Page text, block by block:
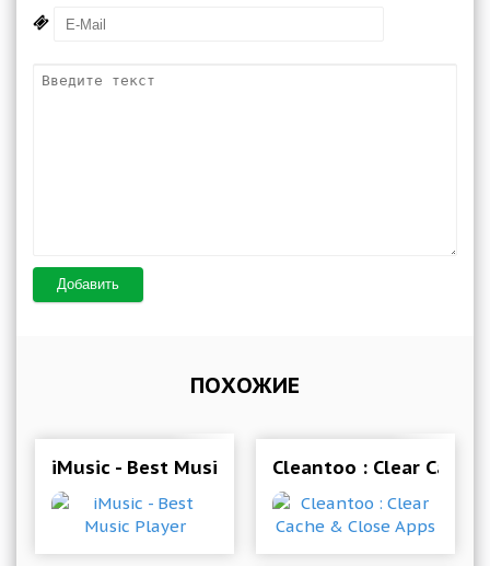
Добавить
ПОХОЖИЕ
iMusic - Best Music PlayerCleantoo : Clear Cache